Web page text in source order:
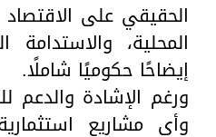
الحقيقي على
المحلية، والاستدامة
إيضاحًا حكوميًا شاملًا.
ورغم الإشادة والدعم
وأي مشاريع